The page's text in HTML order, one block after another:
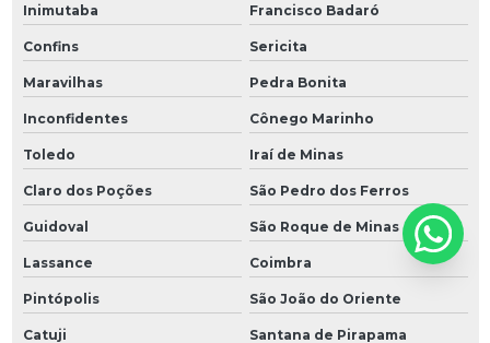
Inimutaba Francisco Badaró
Confins Sericita
Maravilhas Pedra Bonita
Inconfidentes Cônego Marinho
Toledo Iraí de Minas
Claro dos Poções São Pedro dos Ferros
Guidoval São Roque de Minas
Lassance Coimbra
Pintópolis São João do Oriente
Catuji Santana de Pirapama